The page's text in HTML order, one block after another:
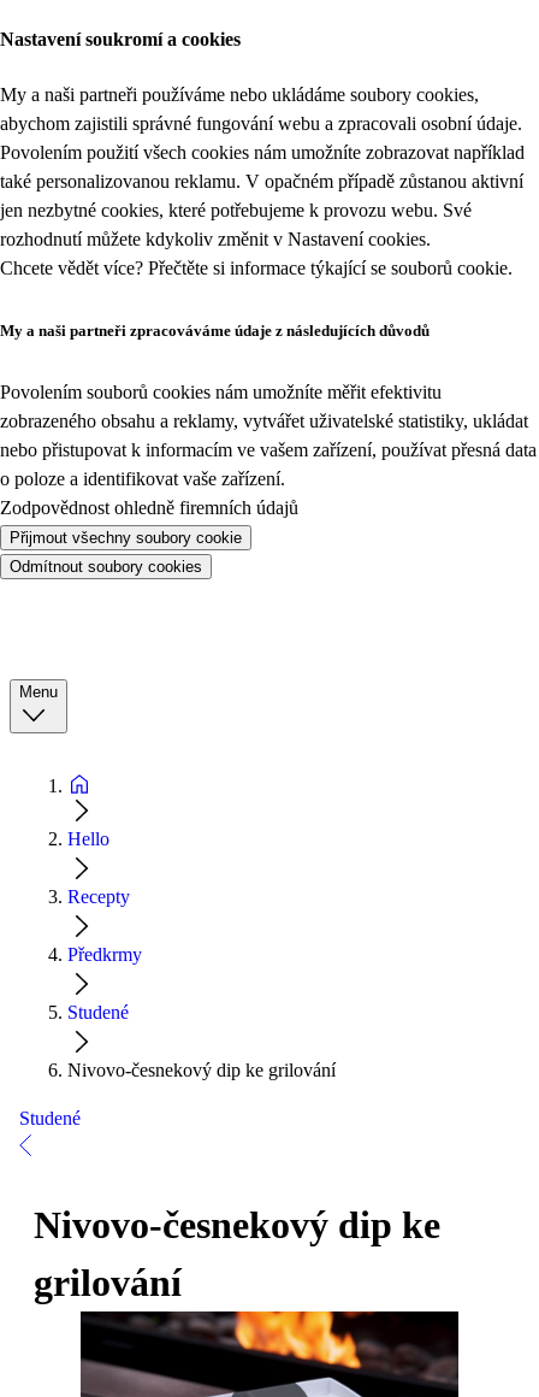
Nastavení soukromí a cookies
My a naši partneři používáme nebo ukládáme soubory cookies,
abychom zajistili správné fungování webu a zpracovali osobní údaje.
Povolením použití všech cookies nám umožníte zobrazovat například
také personalizovanou reklamu. V opačném případě zůstanou aktivní
jen nezbytné cookies, které potřebujeme k provozu webu. Své
rozhodnutí můžete kdykoliv změnit v Nastavení cookies.
Chcete vědět více? Přečtěte si informace týkající se souborů cookie.
My a naši partneři zpracováváme údaje z následujících důvodů
Povolením souborů cookies nám umožníte měřit efektivitu
zobrazeného obsahu a reklamy, vytvářet uživatelské statistiky, ukládat
nebo přistupovat k informacím ve vašem zařízení, používat přesná data
o poloze a identifikovat vaše zařízení.
Zodpovědnost ohledně firemních údajů
Přijmout všechny soubory cookie
Odmítnout soubory cookies
Menu
Hello
Recepty
Předkrmy
Studené
Nivovo-česnekový dip ke grilování
Studené
Nivovo-česnekový dip ke
grilování